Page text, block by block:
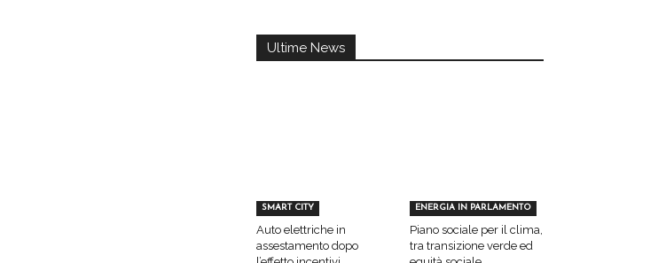
Ultime News
SMART CITY
Auto elettriche in
assestamento dopo
ENERGIA IN PARLAMENTO
Piano sociale per il clima,
tra transizione verde ed